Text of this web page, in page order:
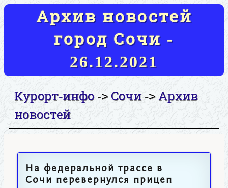
Архив новостей
город Сочи -
26.12.2021
Курорт-инфо-> Сочи->Архив
новостей
На федеральной трассе в
Сочи перевернулся прицеп